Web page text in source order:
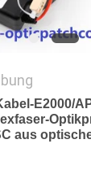
E2000/
aus